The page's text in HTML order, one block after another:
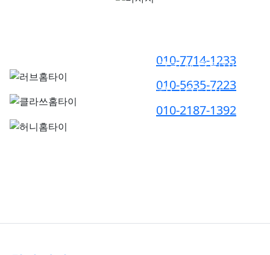
010-7714-1233
클라쓰홈타이
010-5635-7223
허니홈타이
010-2187-1392